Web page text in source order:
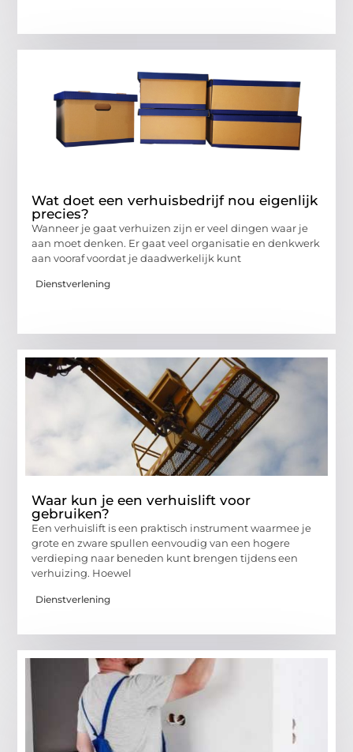
Wat doet een verhuisbedrijf nou eigenlijk
precies?
Wanneer je gaat verhuizen zijn er veel dingen waar je
aan moet denken. Er gaat veel organisatie en denkwerk
aan vooraf voordat je daadwerkelijk kunt
Dienstverlening
Waar kun je een verhuislift voor
gebruiken?
Een verhuislift is een praktisch instrument waarmee je
grote en zware spullen eenvoudig van een hogere
verdieping naar beneden kunt brengen tijdens een
verhuizing. Hoewel
Dienstverlening